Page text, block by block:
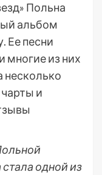
Польна
альбом
Ее песни
многие из них
несколько
и
одной из